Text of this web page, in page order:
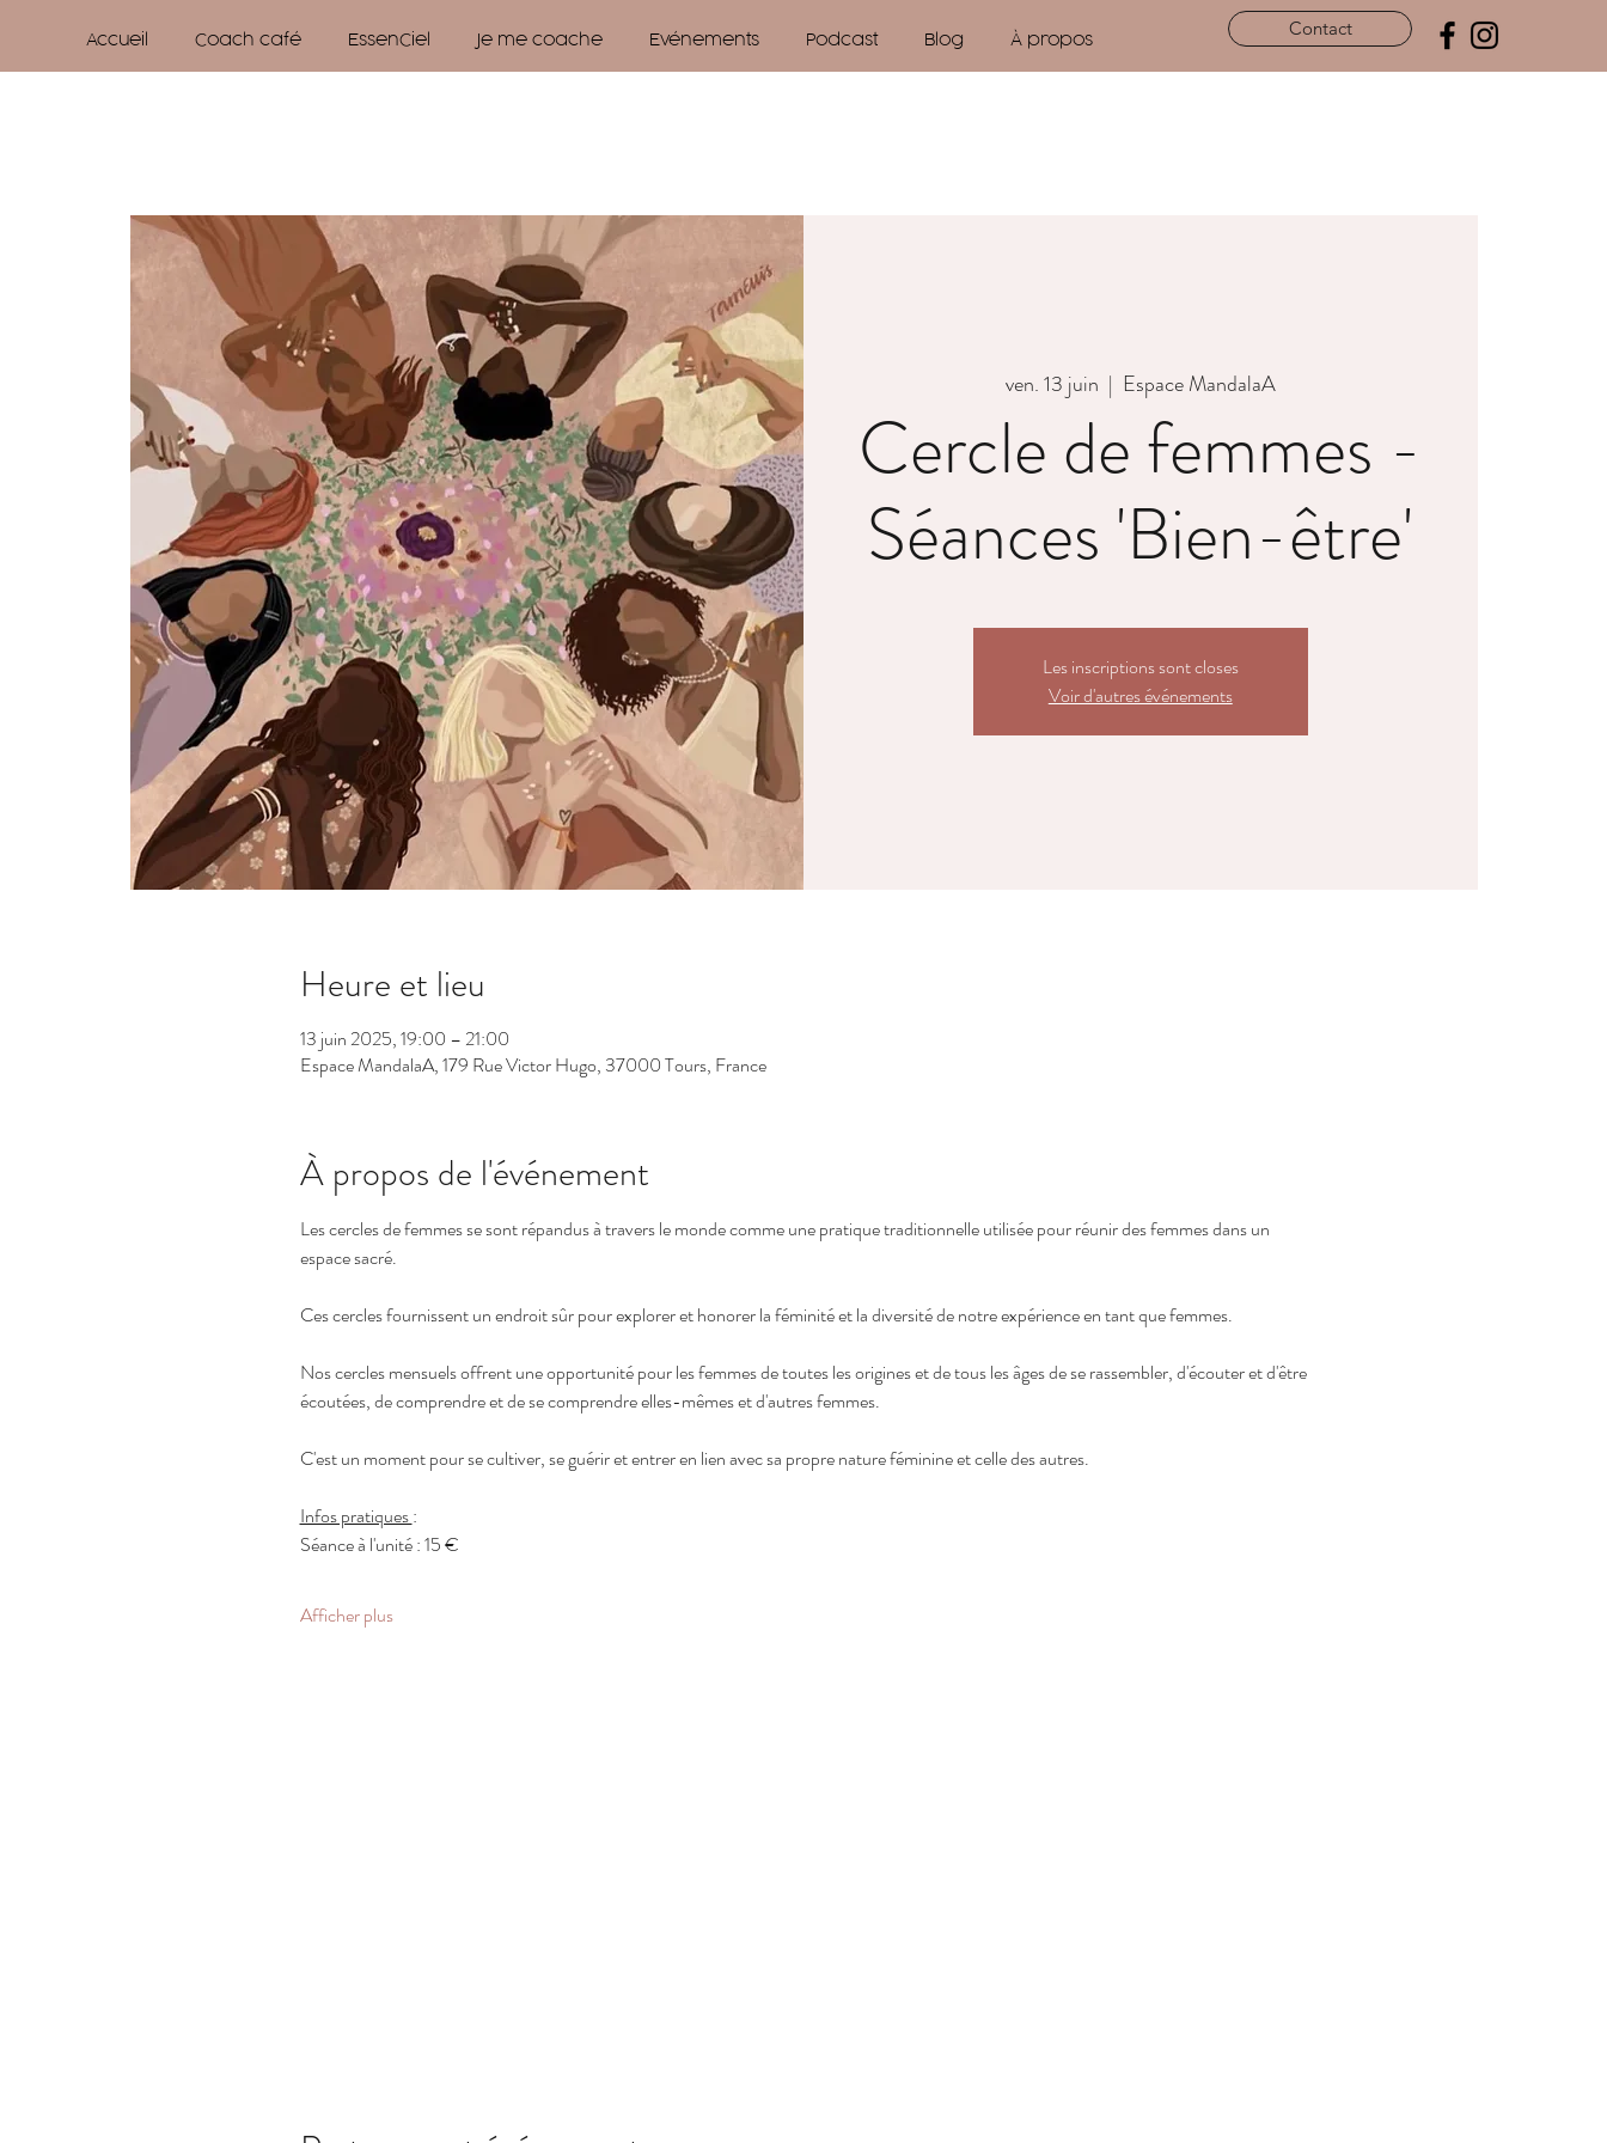
Accueil Coach café EssenCiel Je me coache Evénements Podcast Blog À propos Contact
ven. 13 juin
  |
Espace MandalaA
Cercle de femmes -
Séances 'Bien-être'
Les inscriptions sont closes
Voir d'autres événements
Heure et lieu
13 juin 2025, 19:00 – 21:00
Espace MandalaA, 179 Rue Victor Hugo, 37000 Tours, France
À propos de l'événement
Les cercles de femmes se sont répandus à travers le monde comme une pratique traditionnelle utilisée pour réunir des femmes dans un
espace sacré.
Ces cercles fournissent un endroit sûr pour explorer et honorer la féminité et la diversité de notre expérience en tant que femmes.
Nos cercles mensuels offrent une opportunité pour les femmes de toutes les origines et de tous les âges de se rassembler, d'écouter et d'être
écoutées, de comprendre et de se comprendre elles-mêmes et d'autres femmes.
C'est un moment pour se cultiver, se guérir et entrer en lien avec sa propre nature féminine et celle des autres.
Infos pratiques :
Séance à l'unité : 15 €
Afficher plus